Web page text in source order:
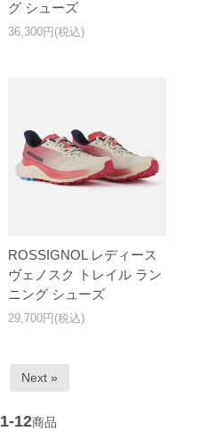
グ シューズ
36,300円(税込)
ROSSIGNOL レディース
ヴェノスク トレイル ラン
ニング シューズ
29,700円(税込)
Next »
1-12商品